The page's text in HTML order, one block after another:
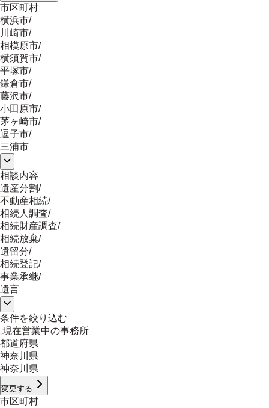
市区町村
横浜市/
川崎市/
相模原市/
横須賀市/
平塚市/
鎌倉市/
藤沢市/
小田原市/
茅ヶ崎市/
逗子市/
三浦市
相談内容
遺産分割/
不動産相続/
相続人調査/
相続財産調査/
相続放棄/
遺留分/
相続登記/
事業承継/
遺言
条件を絞り込む
現在営業中の事務所
都道府県
神奈川県
神奈川県
変更する
市区町村